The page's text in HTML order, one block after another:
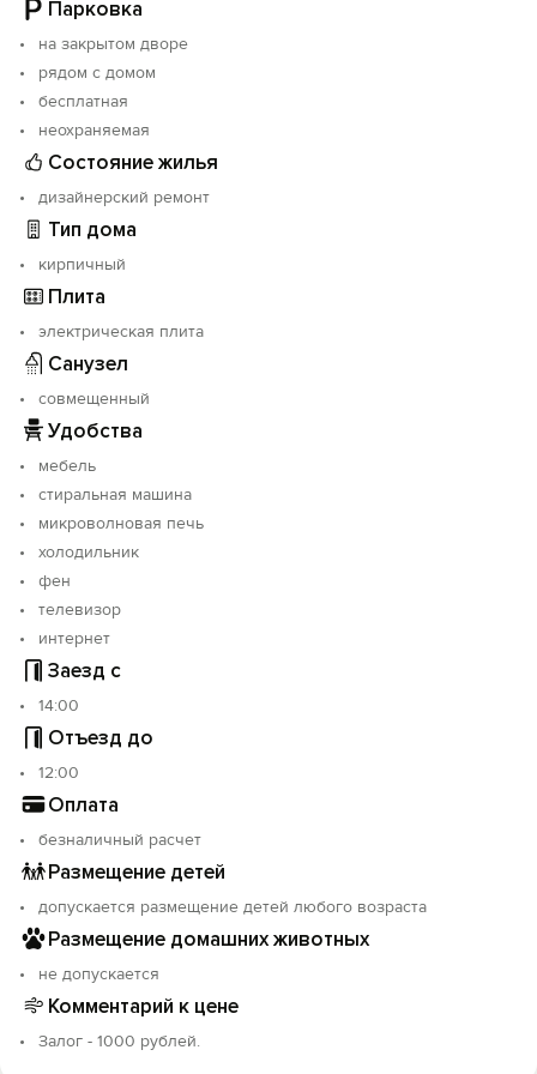
выселение без возврата оплаты и залога.
Курение внутри апартаментов строго запрещено.
Обращаем Ваше внимание, что за отключение
электроэнергии и водоснабжения службами ЖКХ и УК
администрация ответственности не несет.
Все претензии по состоянию квартиры принимаем в
течение 30 минут после заселения.
Парковка
на закрытом дворе
рядом с домом
бесплатная
неохраняемая
Состояние жилья
дизайнерский ремонт
Тип дома
кирпичный
Плита
электрическая плита
Санузел
совмещенный
Удобства
мебель
стиральная машина
микроволновая печь
холодильник
фен
телевизор
интернет
Заезд с
14:00
Отъезд до
12:00
Оплата
безналичный расчет
Размещение детей
допускается размещение детей любого возраста
Размещение домашних животных
не допускается
Комментарий к цене
Залог - 1000 рублей.